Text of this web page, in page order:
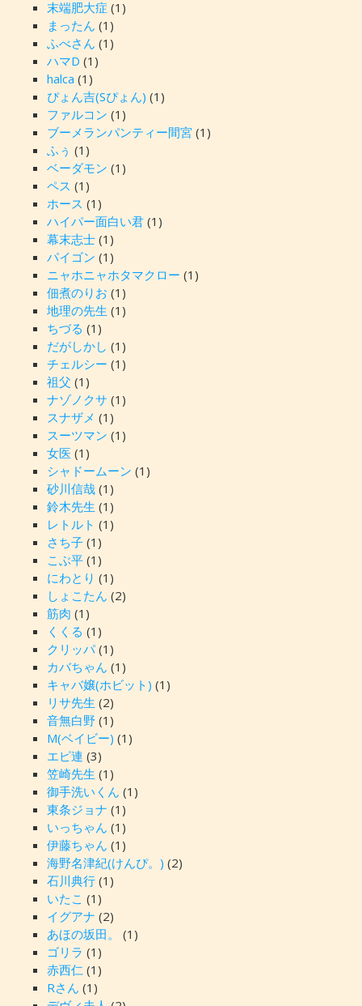
末端肥大症 (1)
まったん (1)
ふべさん (1)
ハマD (1)
halca (1)
ぴょん吉(Sぴょん) (1)
ファルコン (1)
ブーメランパンティー間宮 (1)
ふぅ (1)
ベーダモン (1)
ペス (1)
ホース (1)
ハイパー面白い君(1)
幕末志士(1)
パイゴン (1)
ニャホニャホタマクロー (1)
佃煮のりお (1)
地理の先生 (1)
ちづる (1)
だがしかし (1)
チェルシー (1)
祖父 (1)
ナゾノクサ (1)
スナザメ (1)
スーツマン (1)
女医 (1)
シャドームーン (1)
砂川信哉(1)
鈴木先生 (1)
レトルト (1)
さち子(1)
こぶ平(1)
にわとり (1)
しょこたん (2)
筋肉 (1)
くくる (1)
クリッパ(1)
カバちゃん (1)
キャバ嬢(ホビット) (1)
リサ先生 (2)
音無白野(1)
M(ベイビー) (1)
エピ連 (3)
笠崎先生 (1)
御手洗いくん (1)
東条ジョナ (1)
いっちゃん (1)
伊藤ちゃん (1)
海野名津紀(けんぴ。) (2)
石川典行(1)
いたこ (1)
イグアナ (2)
あほの坂田。
(1)
ゴリラ (1)
赤西仁 (1)
Rさん (1)